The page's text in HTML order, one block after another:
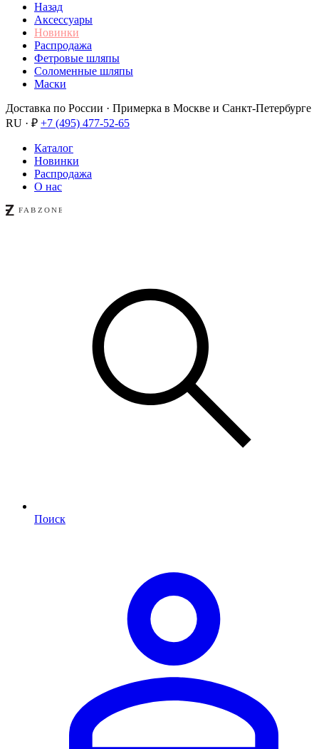
Назад
Аксессуары
Новинки
Распродажа
Фетровые шляпы
Соломенные шляпы
Маски
Доставка по России · Примерка в Москве и Санкт-Петербурге
RU · ₽ +7 (495) 477-52-65
Каталог
Новинки
Распродажа
О нас
Поиск